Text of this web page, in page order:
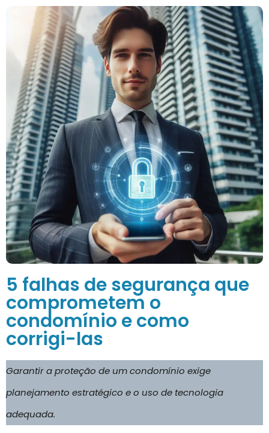
5 falhas de segurança que
comprometem o
condomínio e como
corrigi-las
Garantir a proteção de um condomínio exige
planejamento estratégico e o uso de tecnologia
adequada.